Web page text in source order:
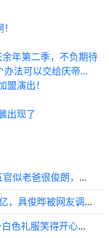
年第二季，不负期待
办法可以交给庆帝…
演出！
出现了
袁咏仪张智霖18岁儿子晒近照，五官似老爸很俊朗，这才是星二代该有的颜值
大S遗产分配落地，汪小菲掌控66亿，具俊晔被网友调侃：打工皇帝
汪小菲小娇妻去北京走秀，穿一身白色礼服笑得开心，直角肩很吸睛